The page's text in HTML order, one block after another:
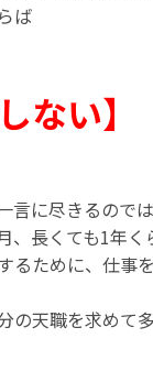
ば
ない】
言に尽きるので
、長くても1年く
るために、仕事
の天職を求めて